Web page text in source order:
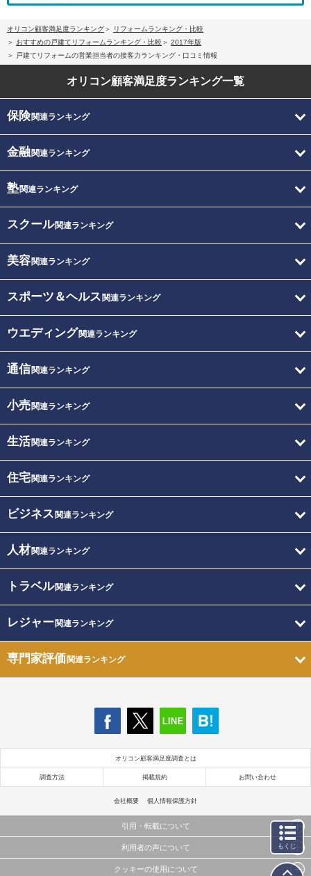
オリコン顧客満足度ランキング
リフォームランキング・比較
おすすめの戸建てリフォームランキング・比較
2017年版
戸建てリフォームの営業担当者の接客力ランキング・口コミ情報
オリコン顧客満足度ランキング一覧
保険関連ランキング
金融関連ランキング
塾関連ランキング
スクール関連ランキング
美容関連ランキング
スポーツ＆ヘルス 関連ランキング
ウエディング関連ランキング
通信関連ランキング
小売関連ランキング
生活関連ランキング
住宅関連ランキング
ビジネス 関連ランキング
人材関連ランキング
トラベル関連ランキング
レジャー関連ランキング
専門家評価関連ランキング
オリコン顧客満足度調査とは
調査方法 掲載規約 お問い合わせ
会社概要 個人情報保護方針
引用・転載について
当サイトで公開されている情報（文字、写真、イラスト、画像データ等）及びこれらの配置・
利用者の声について
当サイトに掲載している内容はすべてサービスの利用者が提出された見解・感想です。
クッキーの使用について
もくじ